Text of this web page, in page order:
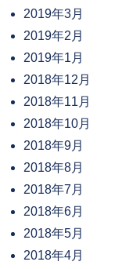
2019年3月
2019年2月
2019年1月
2018年12月
2018年11月
2018年10月
2018年9月
2018年8月
2018年7月
2018年6月
2018年5月
2018年4月